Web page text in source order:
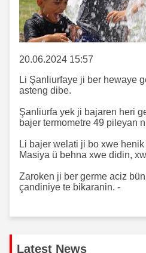
20.06.2024 15:57
Li Şanliurfaye ji ber hewaye
asteng dibe.
Şanliurfa yek ji bajaren heri
bajer termometre 49 pileyan
Li bajer welati ji bo xwe
Masiya ü behna xwe didin,
Zaroken ji ber germe aciz
çandiniye te bikaranin. -
Latest News